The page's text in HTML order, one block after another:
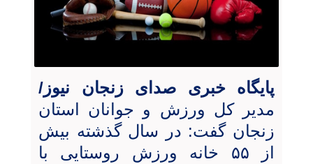
پایگاه خبری صدای زنجان نیوز/
مدیر کل ورزش و جوانان استان
زنجان گفت: در سال گذشته بیش
از ۵۵ خانه ورزش روستایی با